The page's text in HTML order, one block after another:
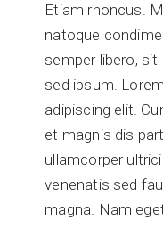
Etiam rhoncus.
natoque
semper libero,
sed ipsum.
adipiscing elit.
et magnis dis
ullamcorper
venenatis sed
magna. Nam